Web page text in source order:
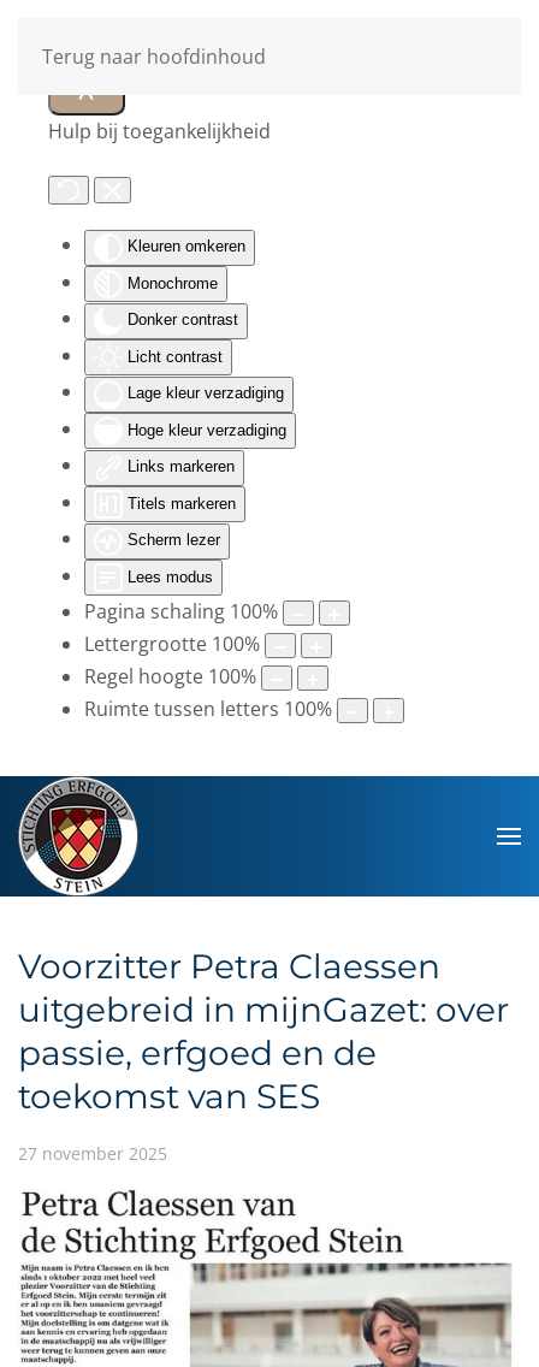
Hulp bij toegankelijkheid
Kleuren omkeren
Monochrome
Donker contrast
Licht contrast
Lage kleur verzadiging
Hoge kleur verzadiging
Links markeren
Titels markeren
Scherm lezer
Lees modus
Pagina schaling 100%
Lettergrootte 100%
Regel hoogte 100%
Ruimte tussen letters 100%
Terug naar hoofdinhoud
Voorzitter Petra Claessen
uitgebreid in mijnGazet: over
passie, erfgoed en de
toekomst van SES
27 november 2025